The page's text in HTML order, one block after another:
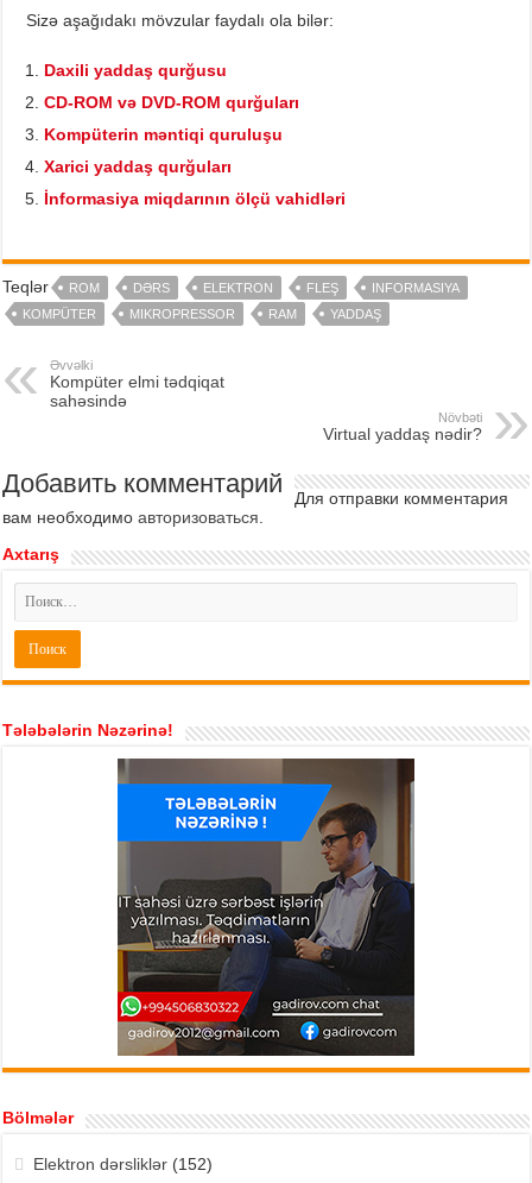
Sizə aşağıdakı mövzular faydalı ola bilər:
Daxili yaddaş qurğusu
CD-ROM və DVD-ROM qurğuları
Kompüterin məntiqi quruluşu
Xarici yaddaş qurğuları
İnformasiya miqdarının ölçü vahidləri
Teqlər ROM DƏRS ELEKTRON FLEŞ
INFORMASIYA
KOMPÜTER
MIKROPRESSOR RAM YADDAŞ
Əvvəlki
Kompüter elmi tədqiqat
sahəsində
Növbəti
Virtual yaddaş nədir?
Добавить комментарий
Для отправки комментария
вам необходимоавторизоваться
Axtarış
Tələbələrin Nəzərinə!
Bölmələr
Elektron dərsliklər(152)